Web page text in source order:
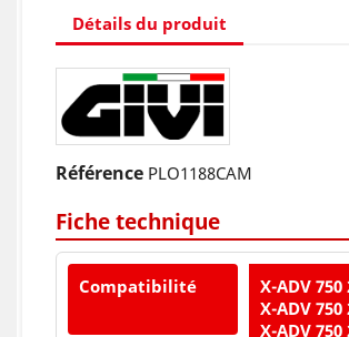
Détails du produit
Référence PLO1188CAM
Fiche technique
Compatibilité
X-ADV 750
X-ADV 750
X-ADV 750